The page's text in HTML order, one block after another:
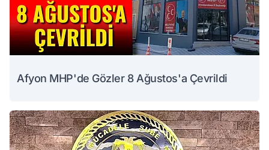
Afyon MHP'de Gözler 8 Ağustos'a Çevrildi